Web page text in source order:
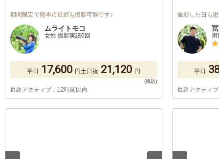
期間限定で熊本市近郊も撮影可能です♪
ムライトモコ
女性 撮影実績0回
平日 17,600 円土日祝 21,120 円
最終アクティブ：12時間以内
撮影した日も
平日
最終アクティ